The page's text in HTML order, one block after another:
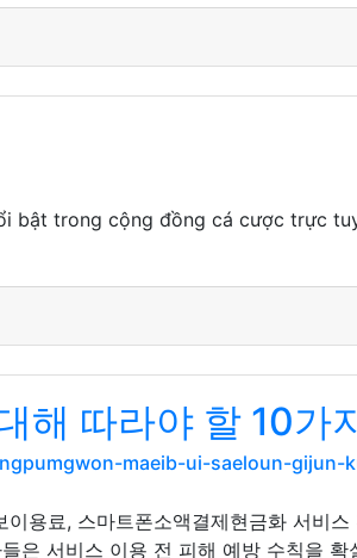
bật trong cộng đồng cá cược trực
해 따라야 할 10가
maeib-ui-saeloun-gijun-
용료, 스마트폰소액결제현금화 서비
은 서비스 이용 전 피해 예방 수칙을